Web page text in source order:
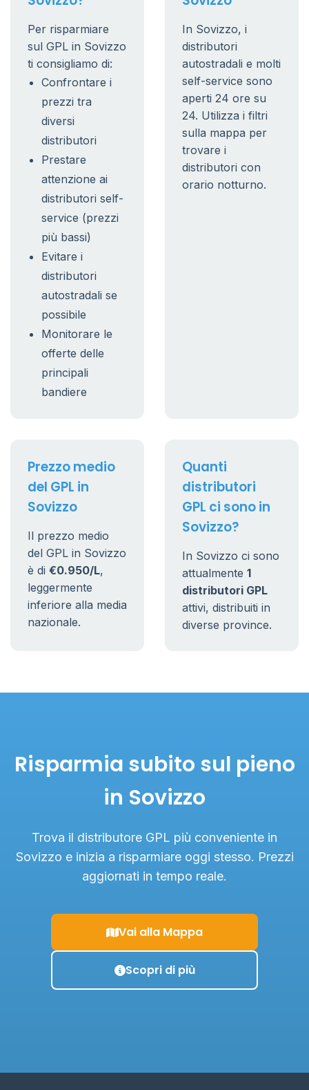
Per risparmiare
sul GPL in Sovizzo
ti consigliamo di:
Confrontare i
prezzi tra
diversi
distributori
Prestare
attenzione ai
distributori self-
service (prezzi
più bassi)
Evitare i
distributori
autostradali se
possibile
Monitorare le
offerte delle
principali
bandiere
In Sovizzo, i
distributori
autostradali e molti
self-service sono
aperti 24 ore su
24. Utilizza i filtri
sulla mappa per
trovare i
distributori con
orario notturno.
Prezzo medio
del GPL in
Sovizzo
Il prezzo medio
del GPL in Sovizzo
è di €0.950/L,
leggermente
inferiore alla media
nazionale.
Quanti
distributori
GPL ci sono in
Sovizzo?
In Sovizzo ci sono
attualmente 1
distributori GPL
attivi, distribuiti in
diverse province.
Risparmia subito sul pieno
in Sovizzo
Trova il distributore GPL più conveniente in
Sovizzo e inizia a risparmiare oggi stesso. Prezzi
aggiornati in tempo reale.
Vai alla Mappa
Scopri di più